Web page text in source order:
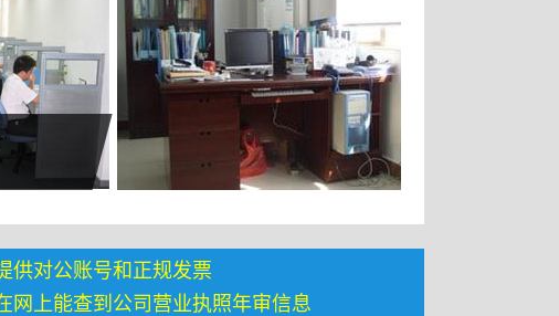
供对公账号和正规发票
网上能查到公司营业执照年审信息